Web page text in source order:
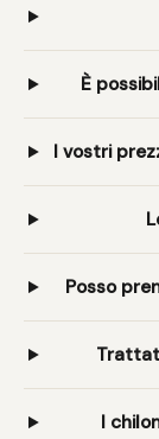
È
I vostri
Posso
I